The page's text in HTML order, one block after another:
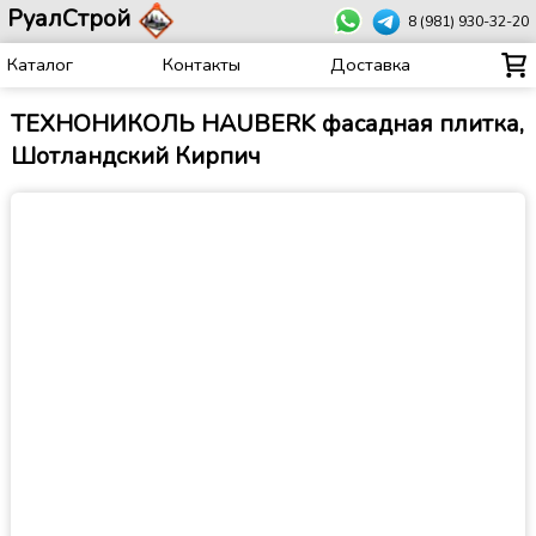
РуалСтрой 8 (981) 930-32-20
Каталог Контакты Доставка
ТЕХНОНИКОЛЬ HAUBERK фасадная плитка,
Шотландский Кирпич